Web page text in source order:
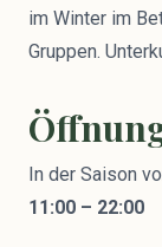
im Winter im
Gruppen.
In der Saison
11:00 – 22:00